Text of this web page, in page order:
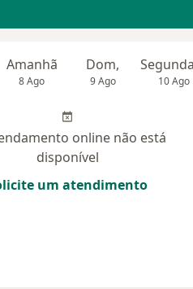
Amanhã
8 Ago
Dom,
9 Ago 10 Ago
online não está
disponível
um atendimento